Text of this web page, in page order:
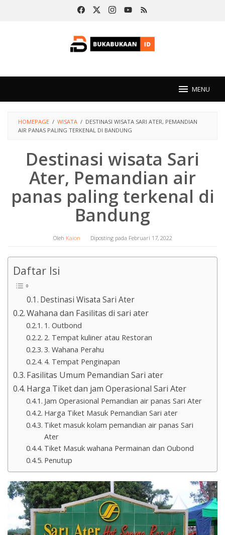
MENU
HOMEPAGE / WISATA / DESTINASI WISATA SARI ATER, PEMANDIAN
AIR PANAS PALING TERKENAL DI BANDUNG
Destinasi wisata Sari
Ater, Pemandian air
panas paling terkenal di
Bandung
Oleh Kaion Diposting pada Februari 17, 2022
Daftar Isi
Destinasi Wisata Sari Ater
Wahana dan Fasilitas di sari ater
1. Outbond
2. Tempat kuliner atau Restoran
3. Wahana Perahu
4. Tempat Penginapan
Fasilitas Umum Pemandian Sari ater
Harga Tiket dan jam Operasional Sari Ater
Jam Operasional Pemandian air panas Sari Ater
Harga Tiket Masuk Pemandian Sari ater
Tiket masuk kolam pemandian air panas Sari
Ater
Tiket Masuk wahana Permainan dan Oubond
Penutup